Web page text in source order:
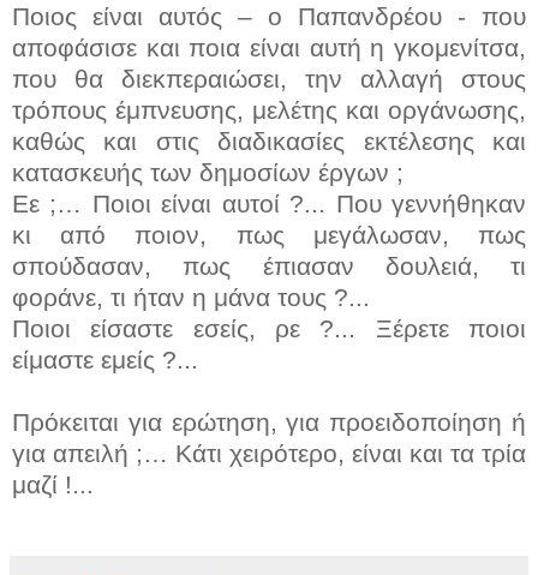
Ποιος είναι αυτός – ο Παπανδρέου - που
αποφάσισε και ποια είναι αυτή η γκομενίτσα,
που θα διεκπεραιώσει, την αλλαγή στους
τρόπους έμπνευσης, μελέτης και οργάνωσης,
καθώς και στις διαδικασίες εκτέλεσης και
κατασκευής των δημοσίων έργων ;
Εε ;… Ποιοι είναι αυτοί ?... Που γεννήθηκαν
κι από ποιον, πως μεγάλωσαν, πως
σπούδασαν, πως έπιασαν δουλειά, τι
φοράνε, τι ήταν η μάνα τους ?...
Ποιοι είσαστε εσείς, ρε ?... Ξέρετε ποιοι
είμαστε εμείς ?...
Πρόκειται για ερώτηση, για προειδοποίηση ή
για απειλή ;… Κάτι χειρότερο, είναι και τα τρία
μαζί !...